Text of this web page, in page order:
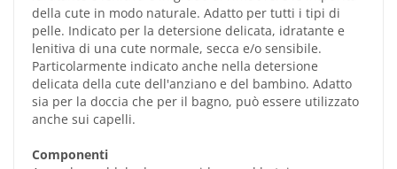
della cute in modo naturale. Adatto per tutti i tipi di
pelle. Indicato per la detersione delicata, idratante e
lenitiva di una cute normale, secca e/o sensibile.
Particolarmente indicato anche nella detersione
delicata della cute dell'anziano e del bambino. Adatto
sia per la doccia che per il bagno, può essere utilizzato
anche sui capelli.
Componenti